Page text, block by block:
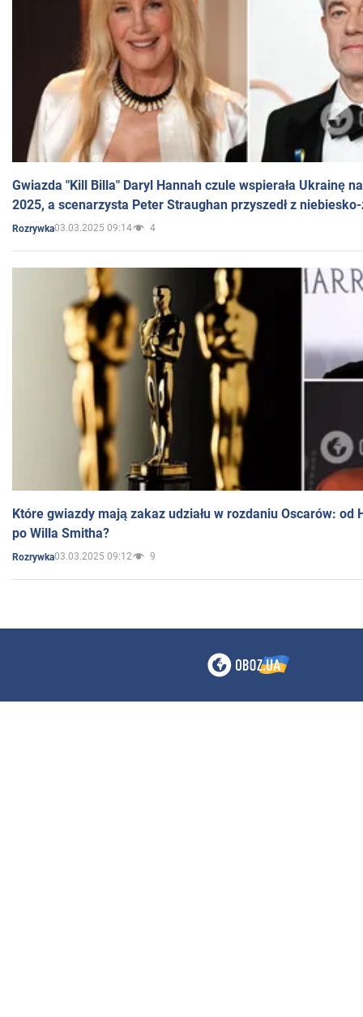
Gwiazda "Kill Billa" Daryl Hannah czule wspierała Ukrainę
2025, a scenarzysta Peter Straughan przyszedł z
Rozrywka03.03.2025 09:14 4
Które gwiazdy mają zakaz udziału w rozdaniu Oscarów: od
po Willa Smitha?
Rozrywka03.03.2025 09:12 9